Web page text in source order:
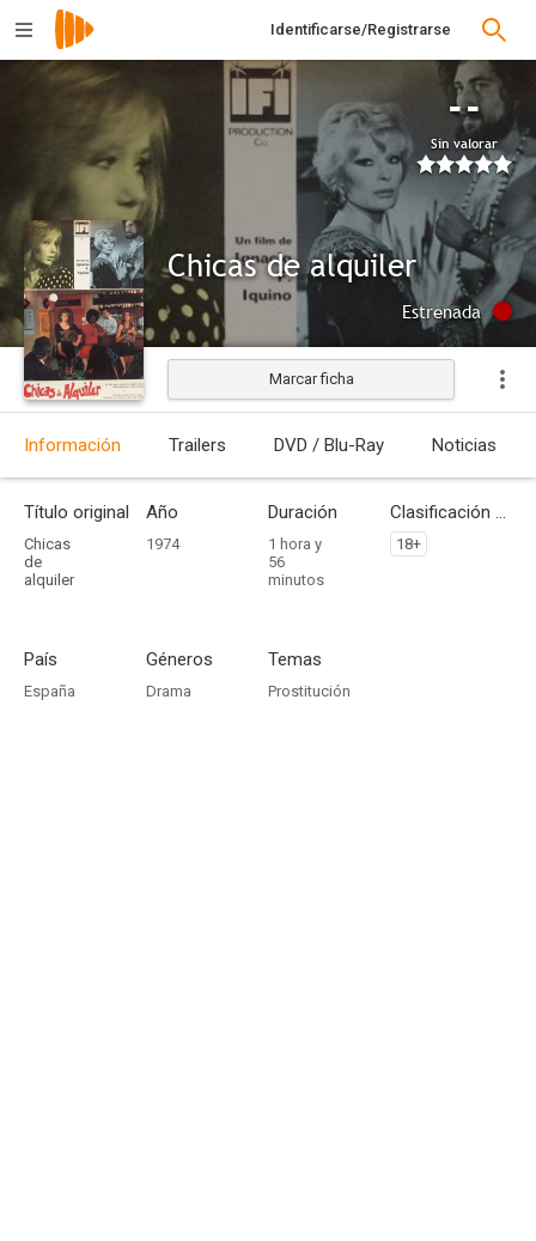
Identificarse/Registrarse
--
Sin valorar
Chicas de alquiler
Estrenada
Marcar ficha
Información Trailers DVD / Blu-Ray Noticias
Título original
Chicas
de
alquiler
Año
1974
Duración
1 hora y
56
minutos
Clasificación por edades
18+
País
España
Géneros
Drama
Temas
Prostitución